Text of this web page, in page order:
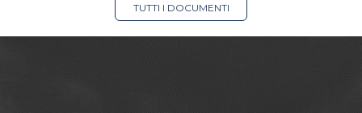
TUTTI I DOCUMENTI